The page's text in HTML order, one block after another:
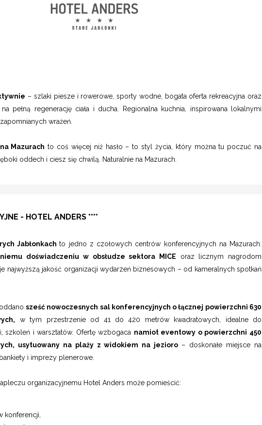
– szlaki piesze i rowerowe, sporty wodne, bogata oferta rekreacyjna oraz
pełną regenerację ciała i ducha. Regionalna kuchnia, inspirowana lokalnymi
wrażeń.
Mazurach to coś więcej niż hasło – to styl życia, który można tu poczuć na
oddech i ciesz się chwilą. Naturalnie na Mazurach.
- HOTEL ANDERS ****
Jabłonkachto jedno z czołowych centrów konferencyjnych na Mazurach.
doświadczeniu w obsłudze sektora MICE oraz licznym nagrodom
najwyższą jakość organizacji wydarzeń biznesowych – od kameralnych spotkań
sześć nowoczesnych sal konferencyjnych o łącznej powierzchni 630
w tym przestrzenie od 41 do 420 metrów kwadratowych, idealne do
szkoleń i warsztatów. Ofertę wzbogaca namiot eventowy o powierzchni 450
usytuowany na plaży z widokiem na jezioro – doskonałe miejsce na
i imprezy plenerowe.
organizacyjnemu Hotel Anders może pomieścić:
konferencji,